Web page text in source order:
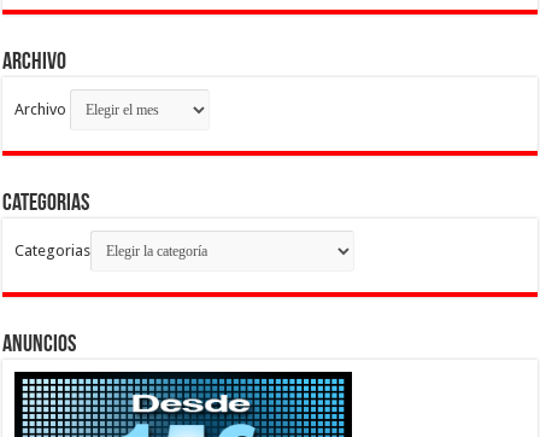
Archivo
Archivo
Categorias
Categorias
Anuncios